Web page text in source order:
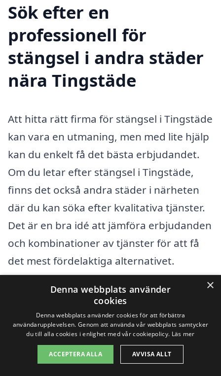
Sök efter en
professionell för
stängsel i andra städer
nära Tingstäde
Att hitta rätt firma för stängsel i Tingstäde
kan vara en utmaning, men med lite hjälp
kan du enkelt få det bästa erbjudandet.
Om du letar efter stängsel i Tingstäde,
finns det också andra städer i närheten
där du kan söka efter kvalitativa tjänster.
Det är en bra idé att jämföra erbjudanden
och kombinationer av tjänster för att få
det mest fördelaktiga alternativet.
Några av de närliggande städerna du kan
överväga att kontakta för
stängselarbeten inkluderar:
Visby
×
Denna webbplats använder
cookies
Denna webbplats använder cookies för att förbättra
användarupplevelsen. Genom att använda vår webbplats samtycker
du till alla cookies i enlighet med vår cookiepolicy. Läs mer
ACCEPTERA ALLA AVVISA ALLT